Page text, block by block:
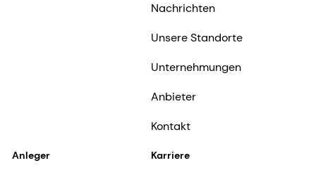
Nachrichten
Unsere Standorte
Unternehmungen
Anbieter
Kontakt
Anleger Karriere